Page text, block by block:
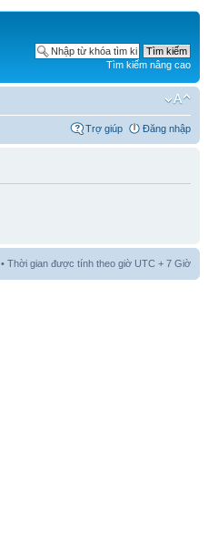
Tìm kiếm nâng cao
Trợ giúp Đăng nhập
• Thời gian được tính theo giờ UTC + 7 Giờ